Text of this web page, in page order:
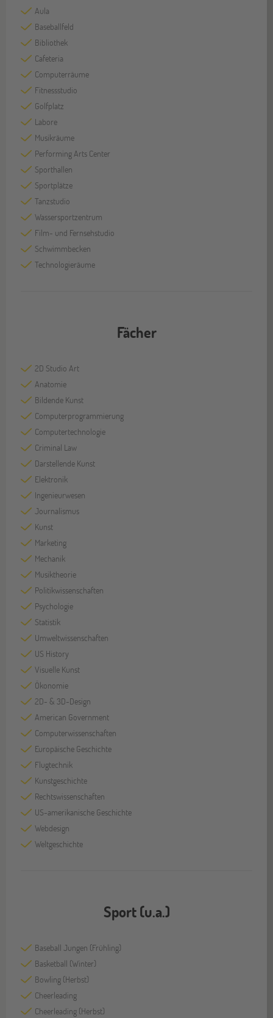
Aula
Baseballfeld
Bibliothek
Cafeteria
Computerräume
Fitnessstudio
Golfplatz
Labore
Musikräume
Performing Arts Center
Sporthallen
Sportplätze
Tanzstudio
Wassersportzentrum
Film- und Fernsehstudio
Schwimmbecken
Technologieräume
Fächer
2D Studio Art
Anatomie
Bildende Kunst
Computerprogrammierung
Computertechnologie
Criminal Law
Darstellende Kunst
Elektronik
Ingenieurwesen
Journalismus
Kunst
Marketing
Mechanik
Musiktheorie
Politikwissenschaften
Psychologie
Statistik
Umweltwissenschaften
US History
Visuelle Kunst
Ökonomie
2D- & 3D-Design
American Government
Computerwissenschaften
Europäische Geschichte
Flugtechnik
Kunstgeschichte
Rechtswissenschaften
US-amerikanische Geschichte
Webdesign
Weltgeschichte
Sport (u.a.)
Baseball Jungen (Frühling)
Basketball (Winter)
Bowling (Herbst)
Cheerleading
Cheerleading (Herbst)